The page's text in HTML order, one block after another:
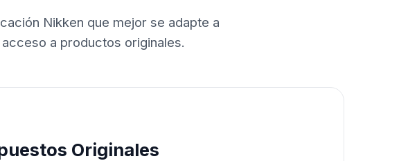
Nikken que mejor se adapte a
a productos originales.
Originales